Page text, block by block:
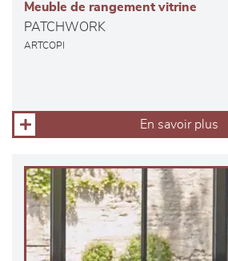
Meuble de rangement vitrine
PATCHWORK
ARTCOPI
En savoir plus